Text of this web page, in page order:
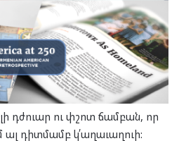
դժուար ու փշոտ ճամ­բան, որ
ալ դիտ­մամբ կ՛ա­ղա­ւաղ­ուի: